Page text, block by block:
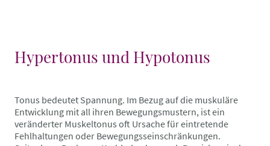
Hypertonus und Hypotonus
Tonus bedeutet Spannung. Im Bezug auf die muskuläre
Entwicklung mit all ihren Bewegungsmustern, ist ein
veränderter Muskeltonus oft Ursache für eintretende
Fehlhaltungen oder Bewegungsseinschränkungen.